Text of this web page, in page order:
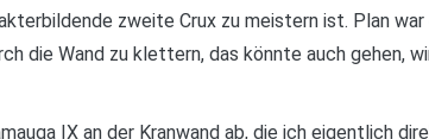
zweite Crux zu meistern ist. Plan
die Wand zu klettern, das könnte auch gehen,
IX an der Kranwand ab, die ich eigentlich